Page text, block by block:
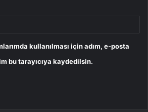
kullanılması için adım, e-posta
bu tarayıcıya kaydedilsin.